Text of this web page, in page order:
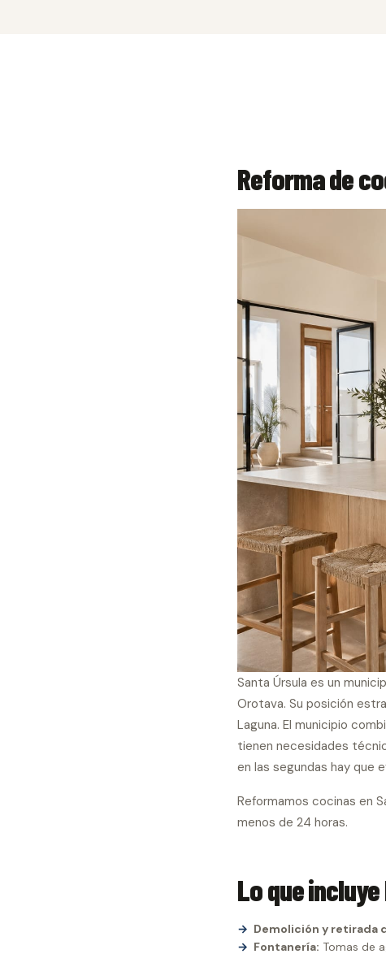
Reforma de
Santa Úrsula es un
Orotava. Su posición
Laguna. El municipio
tienen necesidades
en las segundas hay que
Reformamos cocinas en
menos de 24 horas.
Lo que
Demolición y retirada
Fontanería: Tomas de